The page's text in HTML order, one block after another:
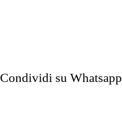
Condividi su Whatsapp